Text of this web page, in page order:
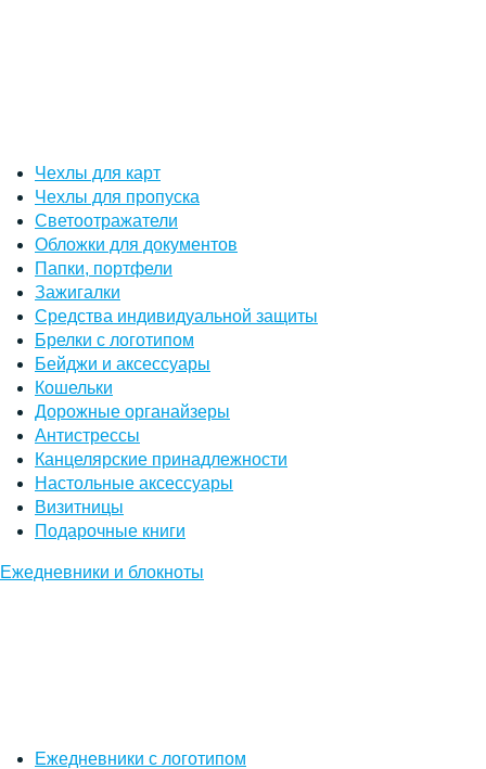
Чехлы для карт
Чехлы для пропуска
Светоотражатели
Обложки для документов
Папки, портфели
Зажигалки
Средства индивидуальной защиты
Брелки с логотипом
Бейджи и аксессуары
Кошельки
Дорожные органайзеры
Антистрессы
Канцелярские принадлежности
Настольные аксессуары
Визитницы
Подарочные книги
Ежедневники и блокноты
Ежедневники с логотипом